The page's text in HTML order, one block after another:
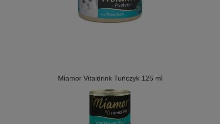
Miamor Vitaldrink Tuńczyk 125 ml